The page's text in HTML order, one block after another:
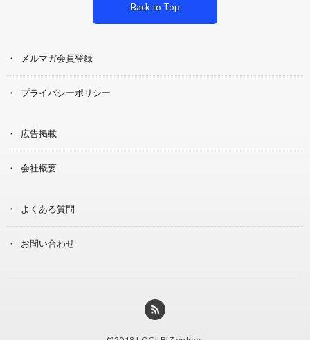
Back to Top
メルマガ会員登録
プライバシーポリシー
広告掲載
会社概要
よくある質問
お問い合わせ